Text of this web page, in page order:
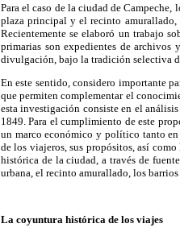
Para el caso de la ciudad de
plaza principal y el recinto amurallado,
Recientemente se elaboró un trabajo
primarias son expedientes de archivos
divulgación, bajo la tradición selectiva
En este sentido, considero importante
que permiten complementar el
esta investigación consiste en el
1849. Para el cumplimiento de este
un marco económico y político tanto
de los viajeros, sus propósitos, así
histórica de la ciudad, a través de
urbana, el recinto amurallado, los
La coyuntura histórica de los viajes